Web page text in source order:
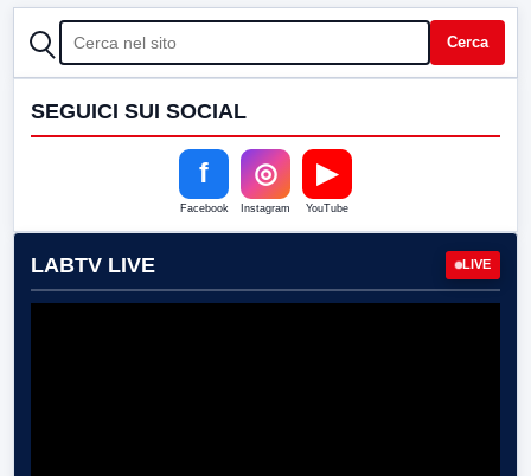
CERCA Cerca
SEGUICI SUI SOCIAL
f
Facebook
◎
Instagram
▶
YouTube
LABTV LIVE LIVE